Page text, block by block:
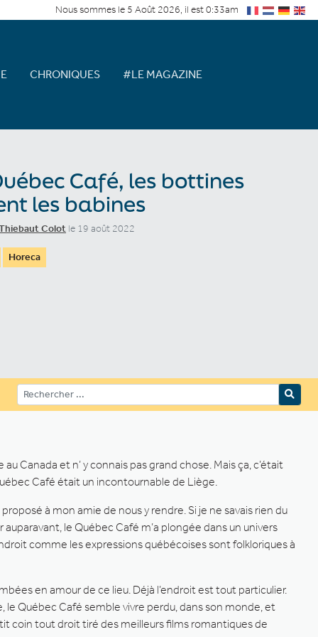
Nous sommes le 5 Août 2026, il est 0:33am
CHRONIQUES #LE MAGAZINE
Café, les bottines
les babines
Colot le 19 août 2022
Horeca
Canada et n’ y connais pas grand chose. Mais ça, c’était
Café était un incontournable de Liège.
à mon amie de nous y rendre. Si je ne savais rien du
le Québec Café m’a plongée dans un univers
comme les expressions québécoises sont folkloriques à
en amour de ce lieu. Déjà l’endroit est tout particulier.
le Québec Café semble vivre perdu, dans son monde, et
coin tout droit tiré des meilleurs films romantiques de